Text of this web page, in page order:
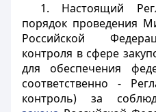
1. Настоящий
порядок проведения
Российской
контроля в сфере
для обеспечения
соответственно -
контроль) за